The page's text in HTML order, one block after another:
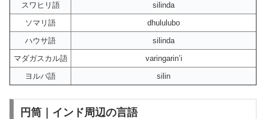
スワヒリ語
silinda
ソマリ語
dhululubo
ハウサ語
silinda
マダガスカル語
varingarin’i
ヨルバ語
silin
円筒｜インド周辺の言語